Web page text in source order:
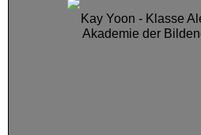
Kay Yoon - Klasse
Akademie der